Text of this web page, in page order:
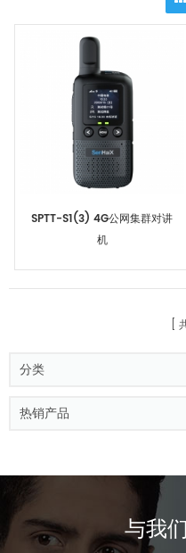
SPTT-S1(3) 4G公网集群对讲
机
分类
热销产品
与我